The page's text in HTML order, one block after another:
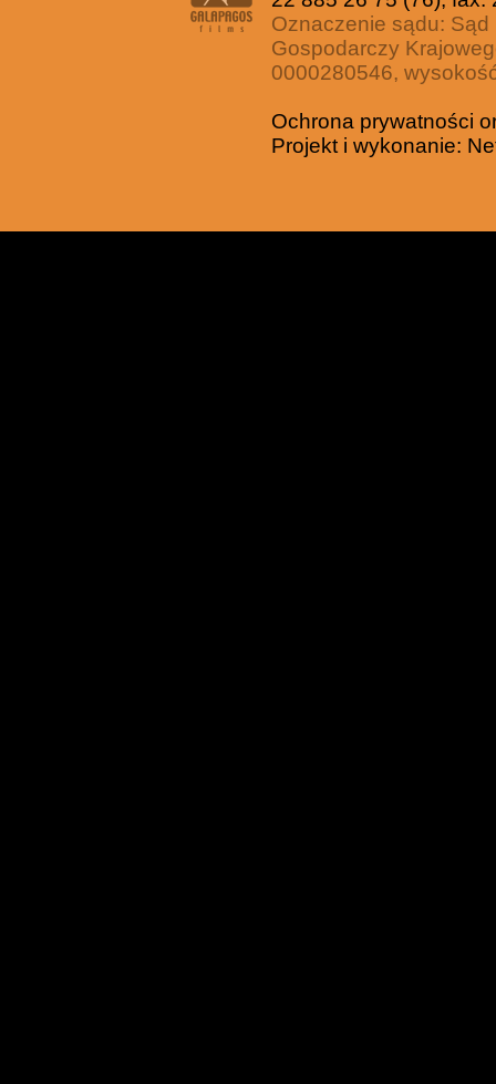
Oznaczenie sądu: Sąd
Gospodarczy
0000280546,
Ochrona prywatności
Projekt i wykonanie: